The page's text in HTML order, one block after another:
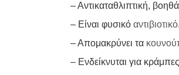
– Αντικαταθλιπτική,
– Είναι φυσικό αντιβιοτικό
– Απομακρύνει τα
– Ενδείκνυται για